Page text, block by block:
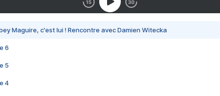
Maguire, c'est lui ! Rencontre avec Damien Witecka
6
5
4